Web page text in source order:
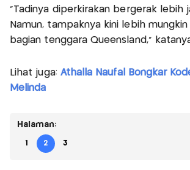
"Tadinya diperkirakan bergerak lebih
Namun, tampaknya kini lebih
bagian tenggara Queensland,"
Lihat juga: Athalla Naufal Bongkar
Melinda
Halaman:
1 2 3